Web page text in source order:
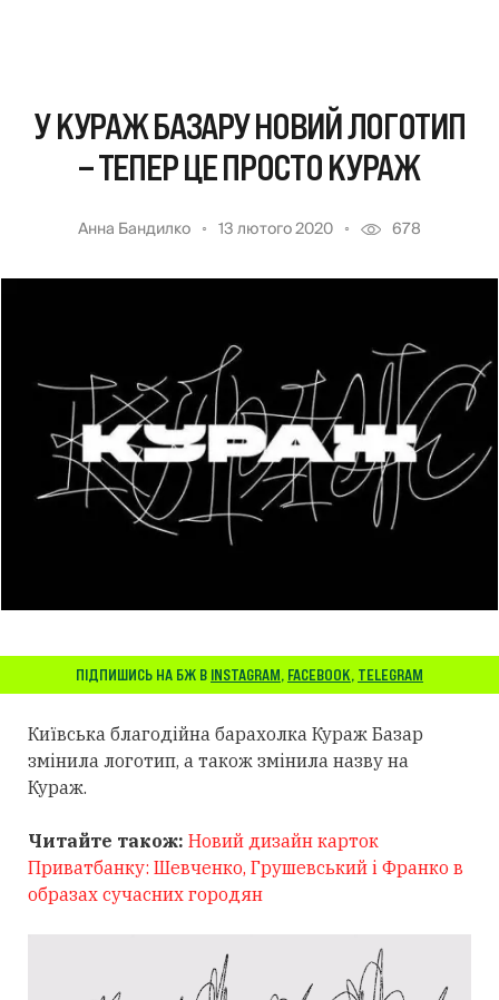
У КУРАЖ БАЗАРУ НОВИЙ ЛОГОТИП
– ТЕПЕР ЦЕ ПРОСТО КУРАЖ
Анна Бандилко 13 лютого 2020 678
ПІДПИШИСЬ НА БЖ В INSTAGRAM, FACEBOOK, TELEGRAM
Київська благодійна барахолка Кураж Базар
змінила логотип, а також змінила назву на
Кураж.
Читайте також: Новий дизайн карток
Приватбанку: Шевченко, Грушевський і Франко в
образах сучасних городян